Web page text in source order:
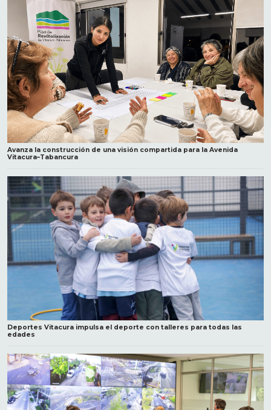
Avanza la construcción de una visión compartida para la Avenida
Vitacura–Tabancura
Deportes Vitacura impulsa el deporte con talleres para todas las
edades